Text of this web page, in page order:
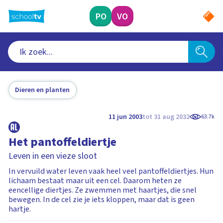
naar
hoofdinhoud
PO VO
Dieren en planten
11 jun 2003tot 31 aug 2032 63.7k
Het pantoffeldiertje
Leven in een vieze sloot
In vervuild water leven vaak heel veel pantoffeldiertjes. Hun
lichaam bestaat maar uit een cel. Daarom heten ze
eencellige diertjes. Ze zwemmen met haartjes, die snel
bewegen. In de cel zie je iets kloppen, maar dat is geen
hartje.